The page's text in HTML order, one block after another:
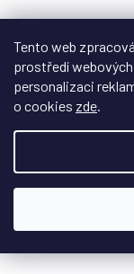
Tento web
prostředí
personalizaci
o cookies zde